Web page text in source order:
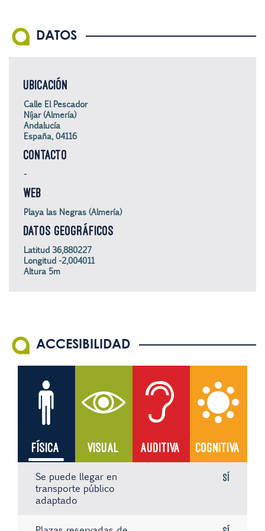
DATOS
UBICACIÓN
Calle El Pescador
Níjar (Almería)
Andalucía
España, 04116
CONTACTO
-
WEB
Playa las Negras (Almería)
DATOS GEOGRÁFICOS
Latitud 36,880227
Longitud -2,004011
Altura 5m
ACCESIBILIDAD
FÍSICA VISUAL AUDITIVA COGNITIVA
Se puede llegar en
transporte público
adaptado
Sí